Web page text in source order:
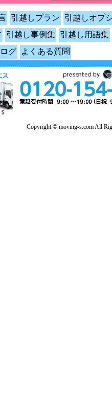
引越しプラン
引越しオプ
引越し事例集 引越し用語集
グ
よくある質問
Copyright © moving-s.com All